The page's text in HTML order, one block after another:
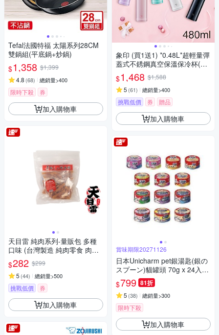
Tefal法國特福 太陽系列28CM
雙鍋組(平底鍋+炒鍋)
$1,358 $1,399
4.8 (68) 總銷量>400
限時下殺 券
加入購物車
天目雷 純肉系列-量販包 多種
口味 (台灣製造 純肉零食 肉片
肉乾 潔牙 狗零食)
$282 $299
5 (44) 總銷量>500
挑戰低價 券
加入購物車
象印 (買1送1) *0.48L*超輕量彈
蓋式不銹鋼真空保溫保冷杯(SM
-SR48E)(快)
$1,468 $1,588
5 (61) 總銷量>400
挑戰低價 券 贈品
加入購物車
賞味期限20271126
日本Unicharm pet銀湯匙(銀の
スプーン)貓罐頭 70g x 24入組
★
$799 81折
5 (38) 總銷量>300
限時下殺
加入購物車